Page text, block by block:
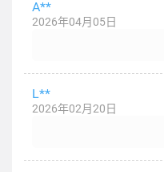
A**
2026年04月05日
L**
2026年02月20日